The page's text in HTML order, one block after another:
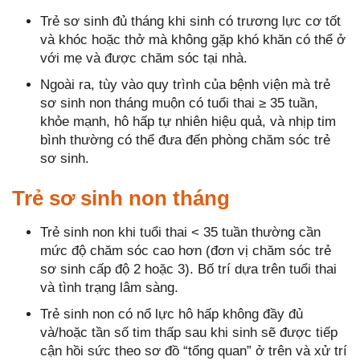
Trẻ sơ sinh đủ tháng khi sinh có trương lực cơ tốt
và khóc hoặc thở mà không gặp khó khăn có thể ở
với mẹ và được chăm sóc tại nhà.
Ngoài ra, tùy vào quy trình của bệnh viện mà trẻ
sơ sinh non tháng muộn có tuổi thai ≥ 35 tuần,
khỏe mạnh, hô hấp tự nhiên hiệu quả, và nhịp tim
bình thường có thể đưa đến phòng chăm sóc trẻ
sơ sinh.
Trẻ sơ sinh non tháng
Trẻ sinh non khi tuổi thai < 35 tuần thường cần
mức độ chăm sóc cao hơn (đơn vị chăm sóc trẻ
sơ sinh cấp độ 2 hoặc 3). Bố trí dựa trên tuổi thai
và tình trạng lâm sàng.
Trẻ sinh non có nổ lực hô hấp không đầy đủ
và/hoặc tần số tim thấp sau khi sinh sẽ được tiếp
cận hồi sức theo sơ đồ “tổng quan” ở trên và xử trí